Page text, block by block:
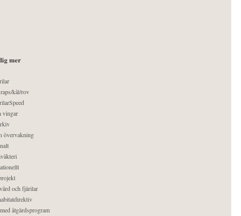
mer
kål/rov
vingar
övervakning
och fjärilar
åtgärdsprogram